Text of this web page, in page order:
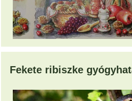
Fekete ribiszke